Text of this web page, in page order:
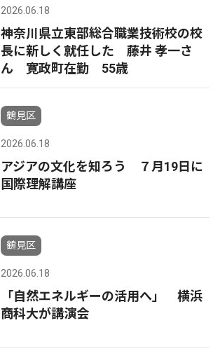
2026.06.18
神奈川県立東部総合職業技術校の校
長に新しく就任した 藤井 孝一さ
ん 寛政町在勤 55歳
鶴見区
2026.06.18
アジアの文化を知ろう ７月19日に
国際理解講座
鶴見区
2026.06.18
「自然エネルギーの活用へ」 横浜
商科大が講演会